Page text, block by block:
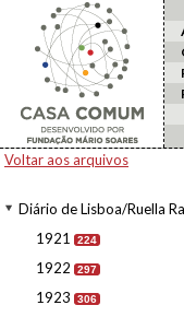
Voltar aos arquivos
Diário de Lisboa/Ruella
1921 224
1922 297
1923 306